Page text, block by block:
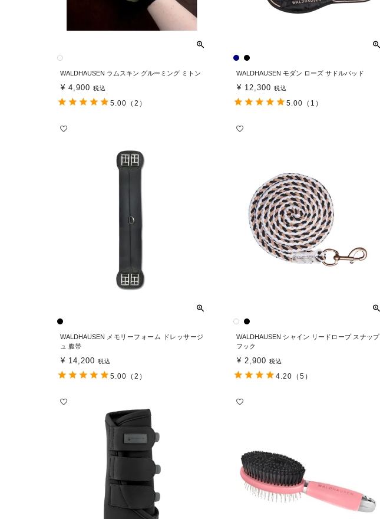
WALDHAUSEN ラムスキン グルーミング ミトン
¥ 4,900 税込
5.00 （2）
WALDHAUSEN モダン ローズ サドルパッド
¥ 12,300 税込
5.00 （1）
WALDHAUSEN メモリーフォーム ドレッサージ
ュ 腹帯
¥ 14,200 税込
5.00 （2）
WALDHAUSEN シャイン リードロープ スナップ
フック
¥ 2,900 税込
4.20 （5）